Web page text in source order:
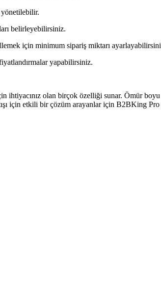
yönetilebilir.
belirleyebilirsiniz.
için minimum sipariş miktarı
yapabilirsiniz.
ihtiyacınız olan birçok özelliği sunar. Ömür
için etkili bir çözüm arayanlar için B2BKing